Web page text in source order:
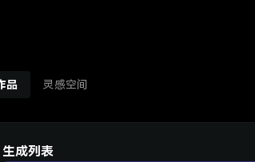
品 灵感空间
生成列表